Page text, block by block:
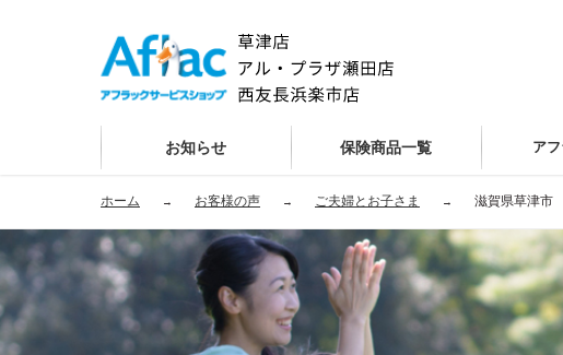
お知らせ 保険商品一覧 ア
ホーム お客様の声 ご夫婦とお子さま 滋賀県草津市